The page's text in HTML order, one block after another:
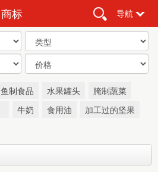
商标 导航
鱼制食品 水果罐头
腌制蔬菜
牛奶 食用油
加工过的坚果